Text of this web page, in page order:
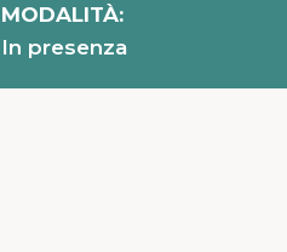
MODALITÀ:
In presenza